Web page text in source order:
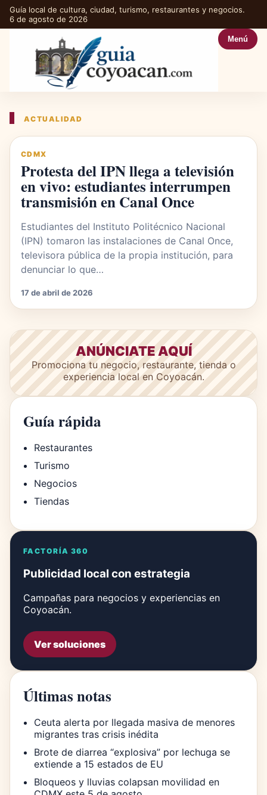
Guía local de cultura, ciudad, turismo, restaurantes y negocios.
6 de agosto de 2026
Menú
ACTUALIDAD
CDMX
Protesta del IPN llega a televisión
en vivo: estudiantes interrumpen
transmisión en Canal Once
Estudiantes del Instituto Politécnico Nacional
(IPN) tomaron las instalaciones de Canal Once,
televisora pública de la propia institución, para
denunciar lo que…
17 de abril de 2026
ANÚNCIATE AQUÍ
Promociona tu negocio, restaurante, tienda o
experiencia local en Coyoacán.
Guía rápida
Restaurantes
Turismo
Negocios
Tiendas
FACTORÍA 360
Publicidad local con estrategia
Campañas para negocios y experiencias en
Coyoacán.
Ver soluciones
Últimas notas
Ceuta alerta por llegada masiva de menores
migrantes tras crisis inédita
Brote de diarrea “explosiva” por lechuga se
extiende a 15 estados de EU
Bloqueos y lluvias colapsan movilidad en